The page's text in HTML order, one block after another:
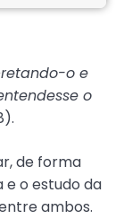
o e
o
de forma
o estudo da
ambos.